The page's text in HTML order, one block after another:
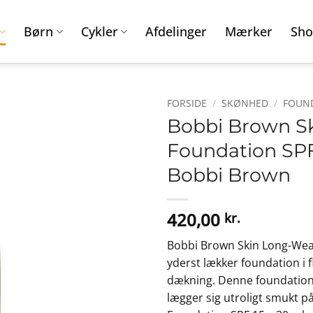
Børn Cykler Afdelinger Mærker
FORSIDE / SKØNHED /
Bobbi Brown
Foundation
Bobbi Brown
420,00 kr.
Bobbi Brown Skin Long-
yderst lækker foundation i
dækning. Denne
lægger sig utroligt smukt